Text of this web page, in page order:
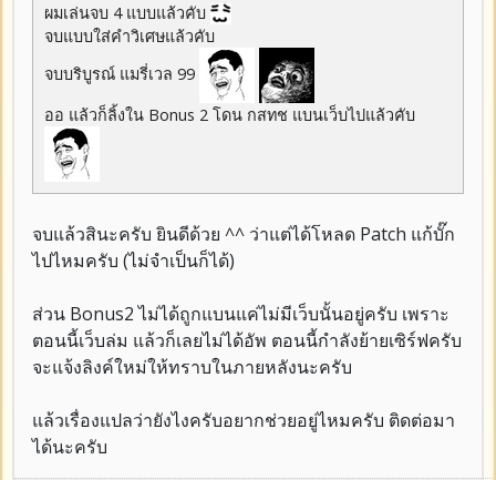
ผมเล่นจบ 4 แบบแล้วคับ
จบแบบใส่คำวิเศษแล้วคับ
จบบริบูรณ์ แมรี่เวล 99
ออ แล้วก็ลิ้งใน Bonus 2 โดน กสทช แบนเว็บไปแล้วคับ
จบแล้วสินะครับ ยินดีด้วย ^^ ว่าแต่ได้โหลด Patch แก้บั๊ก
ไปไหมครับ (ไม่จำเป็นก็ได้)
ส่วน Bonus2 ไม่ได้ถูกแบนแค่ไม่มีเว็บนั้นอยู่ครับ เพราะ
ตอนนี้เว็บล่ม แล้วก็เลยไม่ได้อัพ ตอนนี้กำลังย้ายเซิร์ฟครับ
จะแจ้งลิงค์ใหม่ให้ทราบในภายหลังนะครับ
แล้วเรื่องแปลว่ายังไงครับอยากช่วยอยู่ไหมครับ ติดต่อมา
ได้นะครับ